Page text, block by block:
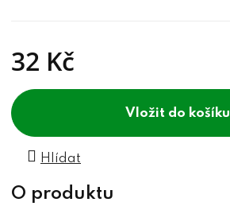
32 Kč
do košíku
Hlídat